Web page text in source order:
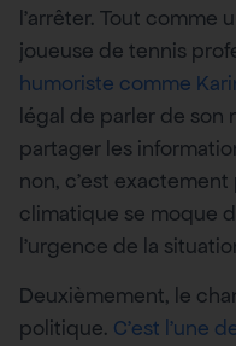
l’arrêter. Tout comme
joueuse de tennis
humoriste comme
légal de parler de son
partager les
non, c’est
climatique se moque
l’urgence de la
Deuxièmement, le
politique. C’est l’une